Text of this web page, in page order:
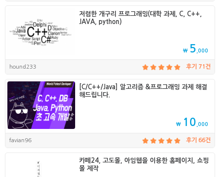
저렴한 개구리 프로그래밍(대학 과제, C, C++,
JAVA, python)
₩ 5 ,000
hound233 후기 71건
[C/C++/Java] 알고리즘 &프로그래밍 과제 해결
해드립니다.
₩ 10 ,000
favian96 후기 66건
카페24, 고도몰, 아임웹을 이용한 홈페이지, 쇼핑
몰 제작